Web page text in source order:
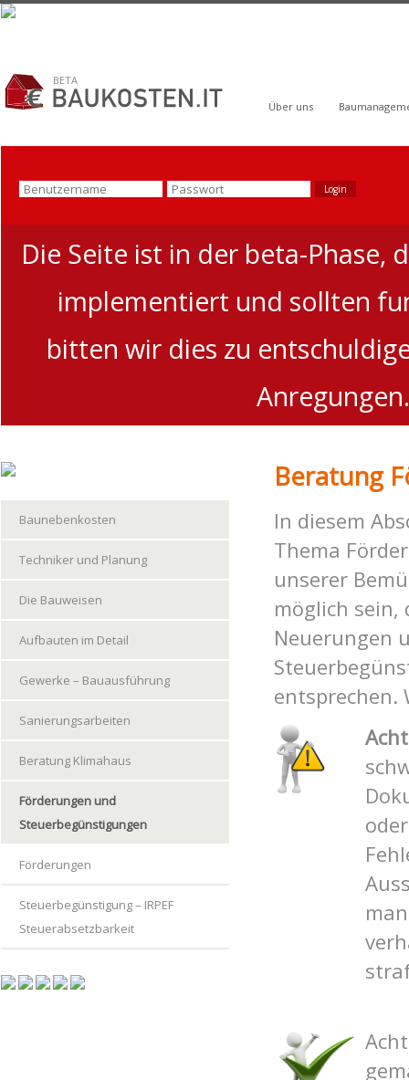
BETA
Über uns
Die Seite ist in der beta-Phase,
implementiert und sollten
bitten wir dies zu
Baunebenkosten
Techniker und Planung
Die Bauweisen
Aufbauten im Detail
Gewerke – Bauausführung
Sanierungsarbeiten
Beratung Klimahaus
Förderungen und
Steuerbegünstigungen
Förderungen
Steuerbegünstigung – IRPEF
Steuerabsetzbarkeit
Beratung
In diesem
Thema
unserer
möglich
Neuerungen
entsprechen.